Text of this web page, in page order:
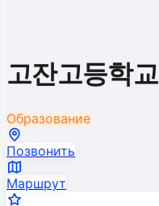
고잔고등학교
Образование
Позвонить
Маршрут